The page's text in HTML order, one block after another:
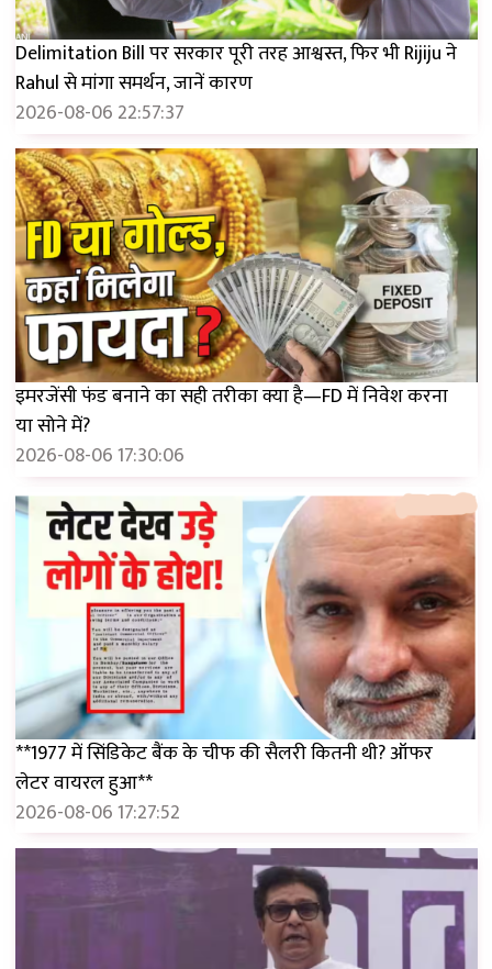
Delimitation Bill पर सरकार पूरी तरह आश्वस्त, फिर भी Rijiju ने
Rahul से मांगा समर्थन, जानें कारण
2026-08-06 22:57:37
इमरजेंसी फंड बनाने का सही तरीका क्या है—FD में निवेश करना
या सोने में?
2026-08-06 17:30:06
**1977 में सिंडिकेट बैंक के चीफ की सैलरी कितनी थी? ऑफर
लेटर वायरल हुआ**
2026-08-06 17:27:52